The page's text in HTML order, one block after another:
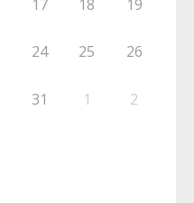
17 18 19
24 25 26
31 1 2